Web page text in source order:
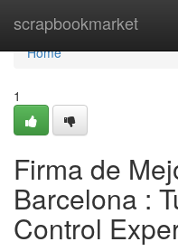
scrapbookmarket
Home
Home
1
Firma de
Barcelona :
Control